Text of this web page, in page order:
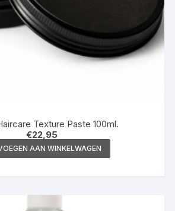
Texture Paste 100ml.
€22,95
AAN WINKELWAGEN